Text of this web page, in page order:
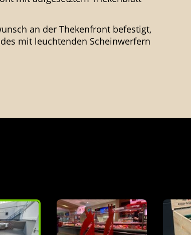
an der Thekenfront befestigt,
mit leuchtenden Schein­werfern